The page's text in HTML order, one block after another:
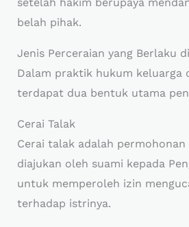
belah pihak.
Jenis Perceraian yang Berlaku
Dalam praktik hukum keluarga
terdapat dua bentuk utama
Cerai Talak
Cerai talak adalah permohonan
diajukan oleh suami kepada
untuk memperoleh izin
terhadap istrinya.